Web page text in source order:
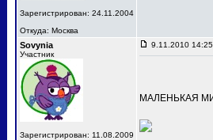
Зарегистрирован: 24.11.2004
Откуда: Москва
Sovynia
Участник
Зарегистрирован: 11.08.2009
9.11.2010
МАЛЕНЬКАЯ